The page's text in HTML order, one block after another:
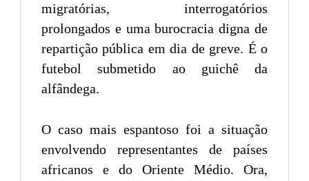
migratórias, interrogatórios
prolongados e uma burocracia digna de
repartição pública em dia de greve. É o
futebol submetido ao guichê da
alfândega.
O caso mais espantoso foi a situação
envolvendo representantes de países
africanos e do Oriente Médio. Ora,